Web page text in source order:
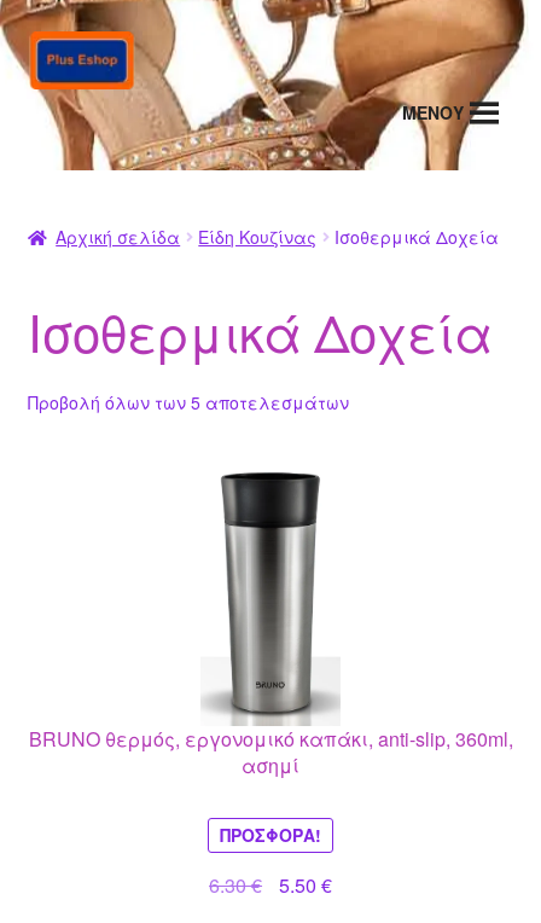
Απευθείας
μετάβαση
στην
πλοήγηση
Μετάβαση
σε
περιεχόμενο
MENΟΥ
Αρχική σελίδα Είδη Κουζίνας Ισοθερμικά Δοχεία
Ισοθερμικά Δοχεία
Προβολή όλων των 5 αποτελεσμάτων
BRUNO θερμός, εργονομικό καπάκι, anti-slip, 360ml,
ασημί
ΠΡΟΣΦΟΡΆ!
6.30€
Original
5.50 €Η